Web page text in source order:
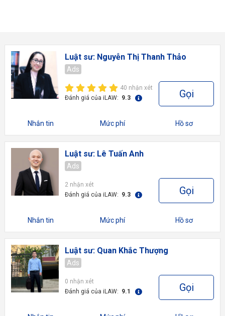
Luật sư: Nguyễn Thị Thanh Thảo
Ads
40 nhận xét
Đánh giá của iLAW: 9.3 Gọi
Nhắn tin Mức phí Hồ sơ
Luật sư: Lê Tuấn Anh
Ads
2 nhận xét
Đánh giá của iLAW: 9.3 Gọi
Nhắn tin Mức phí Hồ sơ
Luật sư: Quan Khắc Thượng
Ads
0 nhận xét
Đánh giá của iLAW: 9.1 Gọi